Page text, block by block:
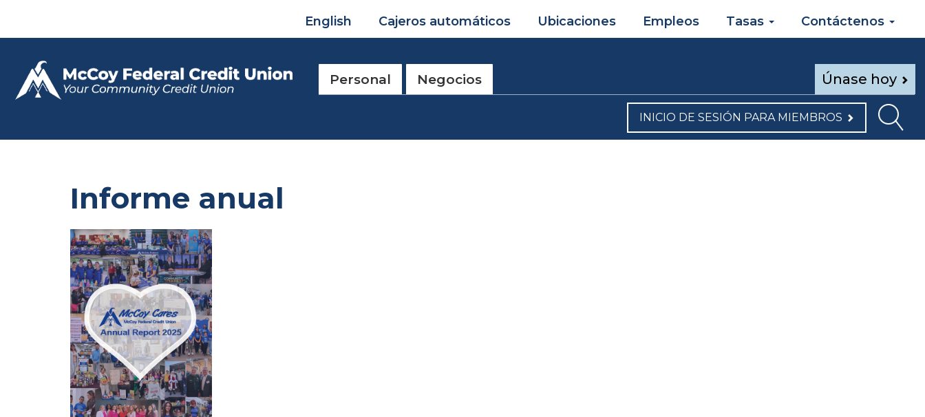
English Cajeros automáticos Ubicaciones Empleos Tasas Contáctenos
Únase hoy
Personal Negocios
INICIO DE SESIÓN PARA MIEMBROS
Informe anual